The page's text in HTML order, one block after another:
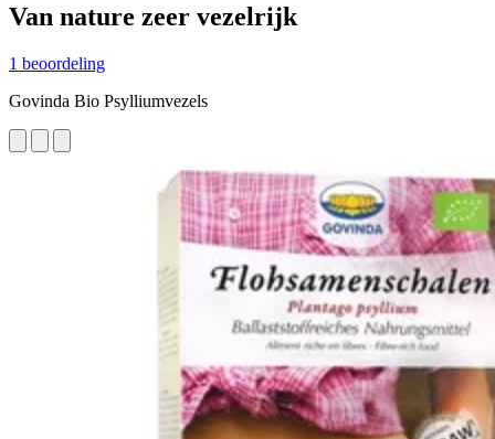
Van nature zeer vezelrijk
1 beoordeling
Govinda Bio Psylliumvezels